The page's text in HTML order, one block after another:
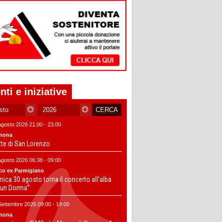
e iniziative
2026 21:00 - 23:00
di San Lorenzo
2026 06:38 - 09:00
ex Parmigiano
30 agosto torna il concerto all’alba
Dorma”
2026 09:00 - 14:00